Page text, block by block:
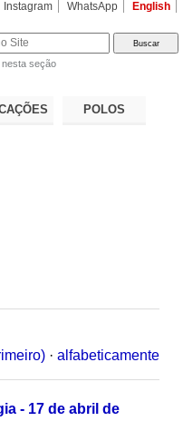
Instagram WhatsApp English
nesta seção
POLOS
· alfabeticamente
- 17 de abril de